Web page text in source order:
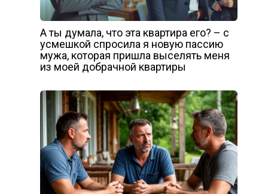
А ты думала, что эта квартира его? – с
усмешкой спросила я новую пассию
мужа, которая пришла выселять меня
из моей добрачной квартиры